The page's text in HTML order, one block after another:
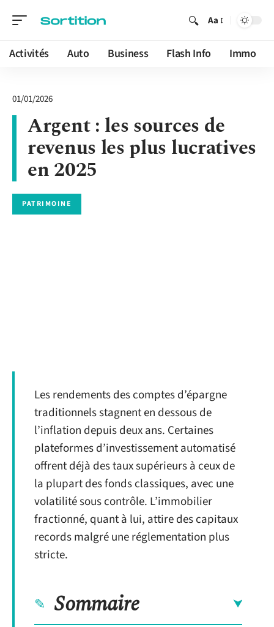
Aa
Activités Auto Business Flash Info Immo
01/01/2026
Argent : les sources de
revenus les plus lucratives
en 2025
PATRIMOINE
Les rendements des comptes d’épargne
traditionnels stagnent en dessous de
l’inflation depuis deux ans. Certaines
plateformes d’investissement automatisé
offrent déjà des taux supérieurs à ceux de
la plupart des fonds classiques, avec une
volatilité sous contrôle. L’immobilier
fractionné, quant à lui, attire des capitaux
records malgré une réglementation plus
stricte.
Sommaire